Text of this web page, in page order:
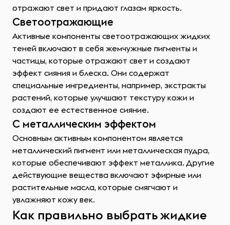
отражают свет и придают глазам яркость.
Светоотражающие
Активные компоненты светоотражающих жидких
теней включают в себя жемчужные пигменты и
частицы, которые отражают свет и создают
эффект сияния и блеска. Они содержат
специальные ингредиенты, например, экстракты
растений, которые улучшают текстуру кожи и
создают ее естественное сияние.
С металлическим эффектом
Основным активным компонентом является
металлический пигмент или металлическая пудра,
которые обеспечивают эффект металлика. Другие
действующие вещества включают эфирные или
растительные масла, которые смягчают и
увлажняют кожу век.
Как правильно выбрать жидкие